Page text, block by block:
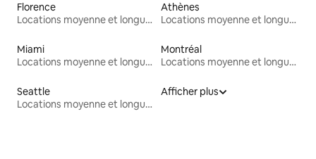
Florence
Locations moyenne et longue durée
Athènes
Locations moyenne et longue durée
Miami
Locations moyenne et longue durée
Montréal
Locations moyenne et longue durée
Seattle
Locations moyenne et longue durée
Afficher plus